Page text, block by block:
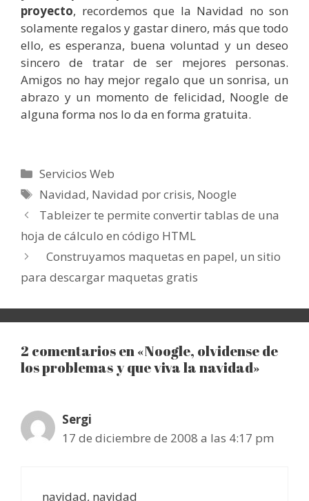
proyecto, recordemos que la Navidad no son
solamente regalos y gastar dinero, más que todo
ello, es esperanza, buena voluntad y un deseo
sincero de tratar de ser mejores personas.
Amigos no hay mejor regalo que un sonrisa, un
abrazo y un momento de felicidad, Noogle de
alguna forma nos lo da en forma gratuita.
Categorías
Servicios Web
Etiquetas
Navidad, Navidad por crisis, Noogle
Tableizer te permite convertir tablas de una
hoja de cálculo en código HTML
Construyamos maquetas en papel, un sitio
para descargar maquetas gratis
2 comentarios en «Noogle, olvidense de
los problemas y que viva la navidad»
Sergi
17 de diciembre de 2008 a las 4:17 pm
navidad, navidad